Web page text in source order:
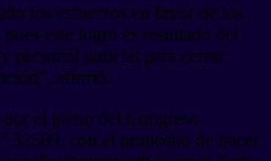
los esfuerzos en favor de los
este logro es resultado del
personal judicial para cerrar
afirmó.
el pleno del Congreso
32509, con el propósito de hacer